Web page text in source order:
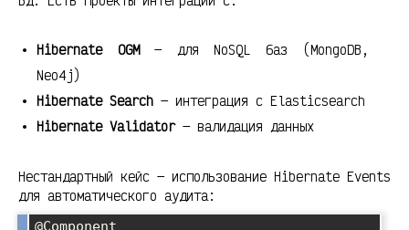
Hibernate OGM— для NoSQL баз (MongoDB,
Neo4j)
Hibernate Search — интеграция с Elasticsearch
Hibernate Validator— валидация данных
Нестандартный кейс — использование Hibernate Events
для автоматического аудита:
@Component